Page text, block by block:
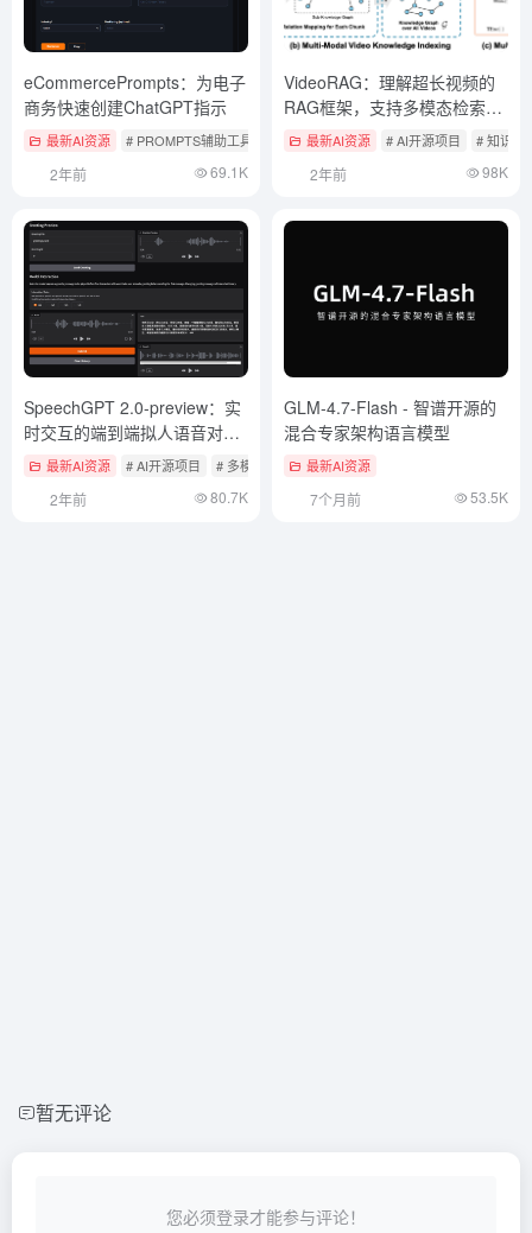
eCommercePrompts：为电子
商务快速创建ChatGPT指示
最新AI资源 # PROMPTS辅助工具
2年前 69.1K
VideoRAG：理解超长视频的
RAG框架，支持多模态检索和
知识图谱构建
最新AI资源 # AI开源项目 # 知识检
2年前 98K
SpeechGPT 2.0-preview：实
时交互的端到端拟人语音对话
大模型
最新AI资源 # AI开源项目 # 多模态实时互动产品
2年前 80.7K
GLM-4.7-Flash - 智谱开源的
混合专家架构语言模型
最新AI资源
7个月前 53.5K
暂无评论
您必须登录才能参与评论！